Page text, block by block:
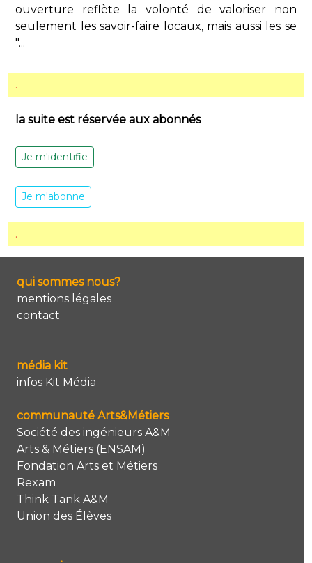
ouverture reflète la volonté de valoriser non
seulement les savoir-faire locaux, mais aussi les se
"...
.
la suite est réservée aux abonnés
Je m'identifie
Je m'abonne
.
qui sommes nous?
mentions légales
contact
média kit
infos Kit Média
communauté Arts&Métiers
Société des ingénieurs A&M
Arts & Métiers (ENSAM)
Fondation Arts et Métiers
Rexam
Think Tank A&M
Union des Élèves